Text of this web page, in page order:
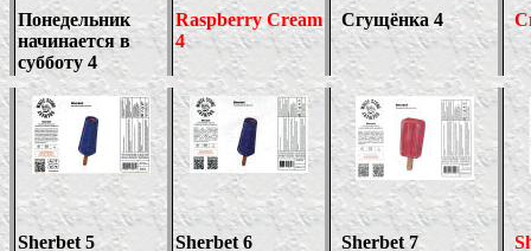
Понедельник
начинается в
субботу 4
Raspberry Cream
4
Сгущёнка 4
Sherbet 5 Sherbet6 Sherbet7